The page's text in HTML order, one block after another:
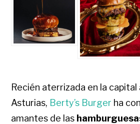
Recién aterrizada en la
Asturias, Berty’s Burger ha
amantes de las